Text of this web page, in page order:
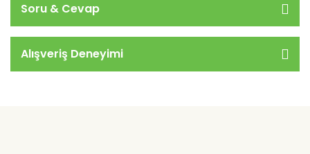
Soru & Cevap
Alışveriş Deneyimi